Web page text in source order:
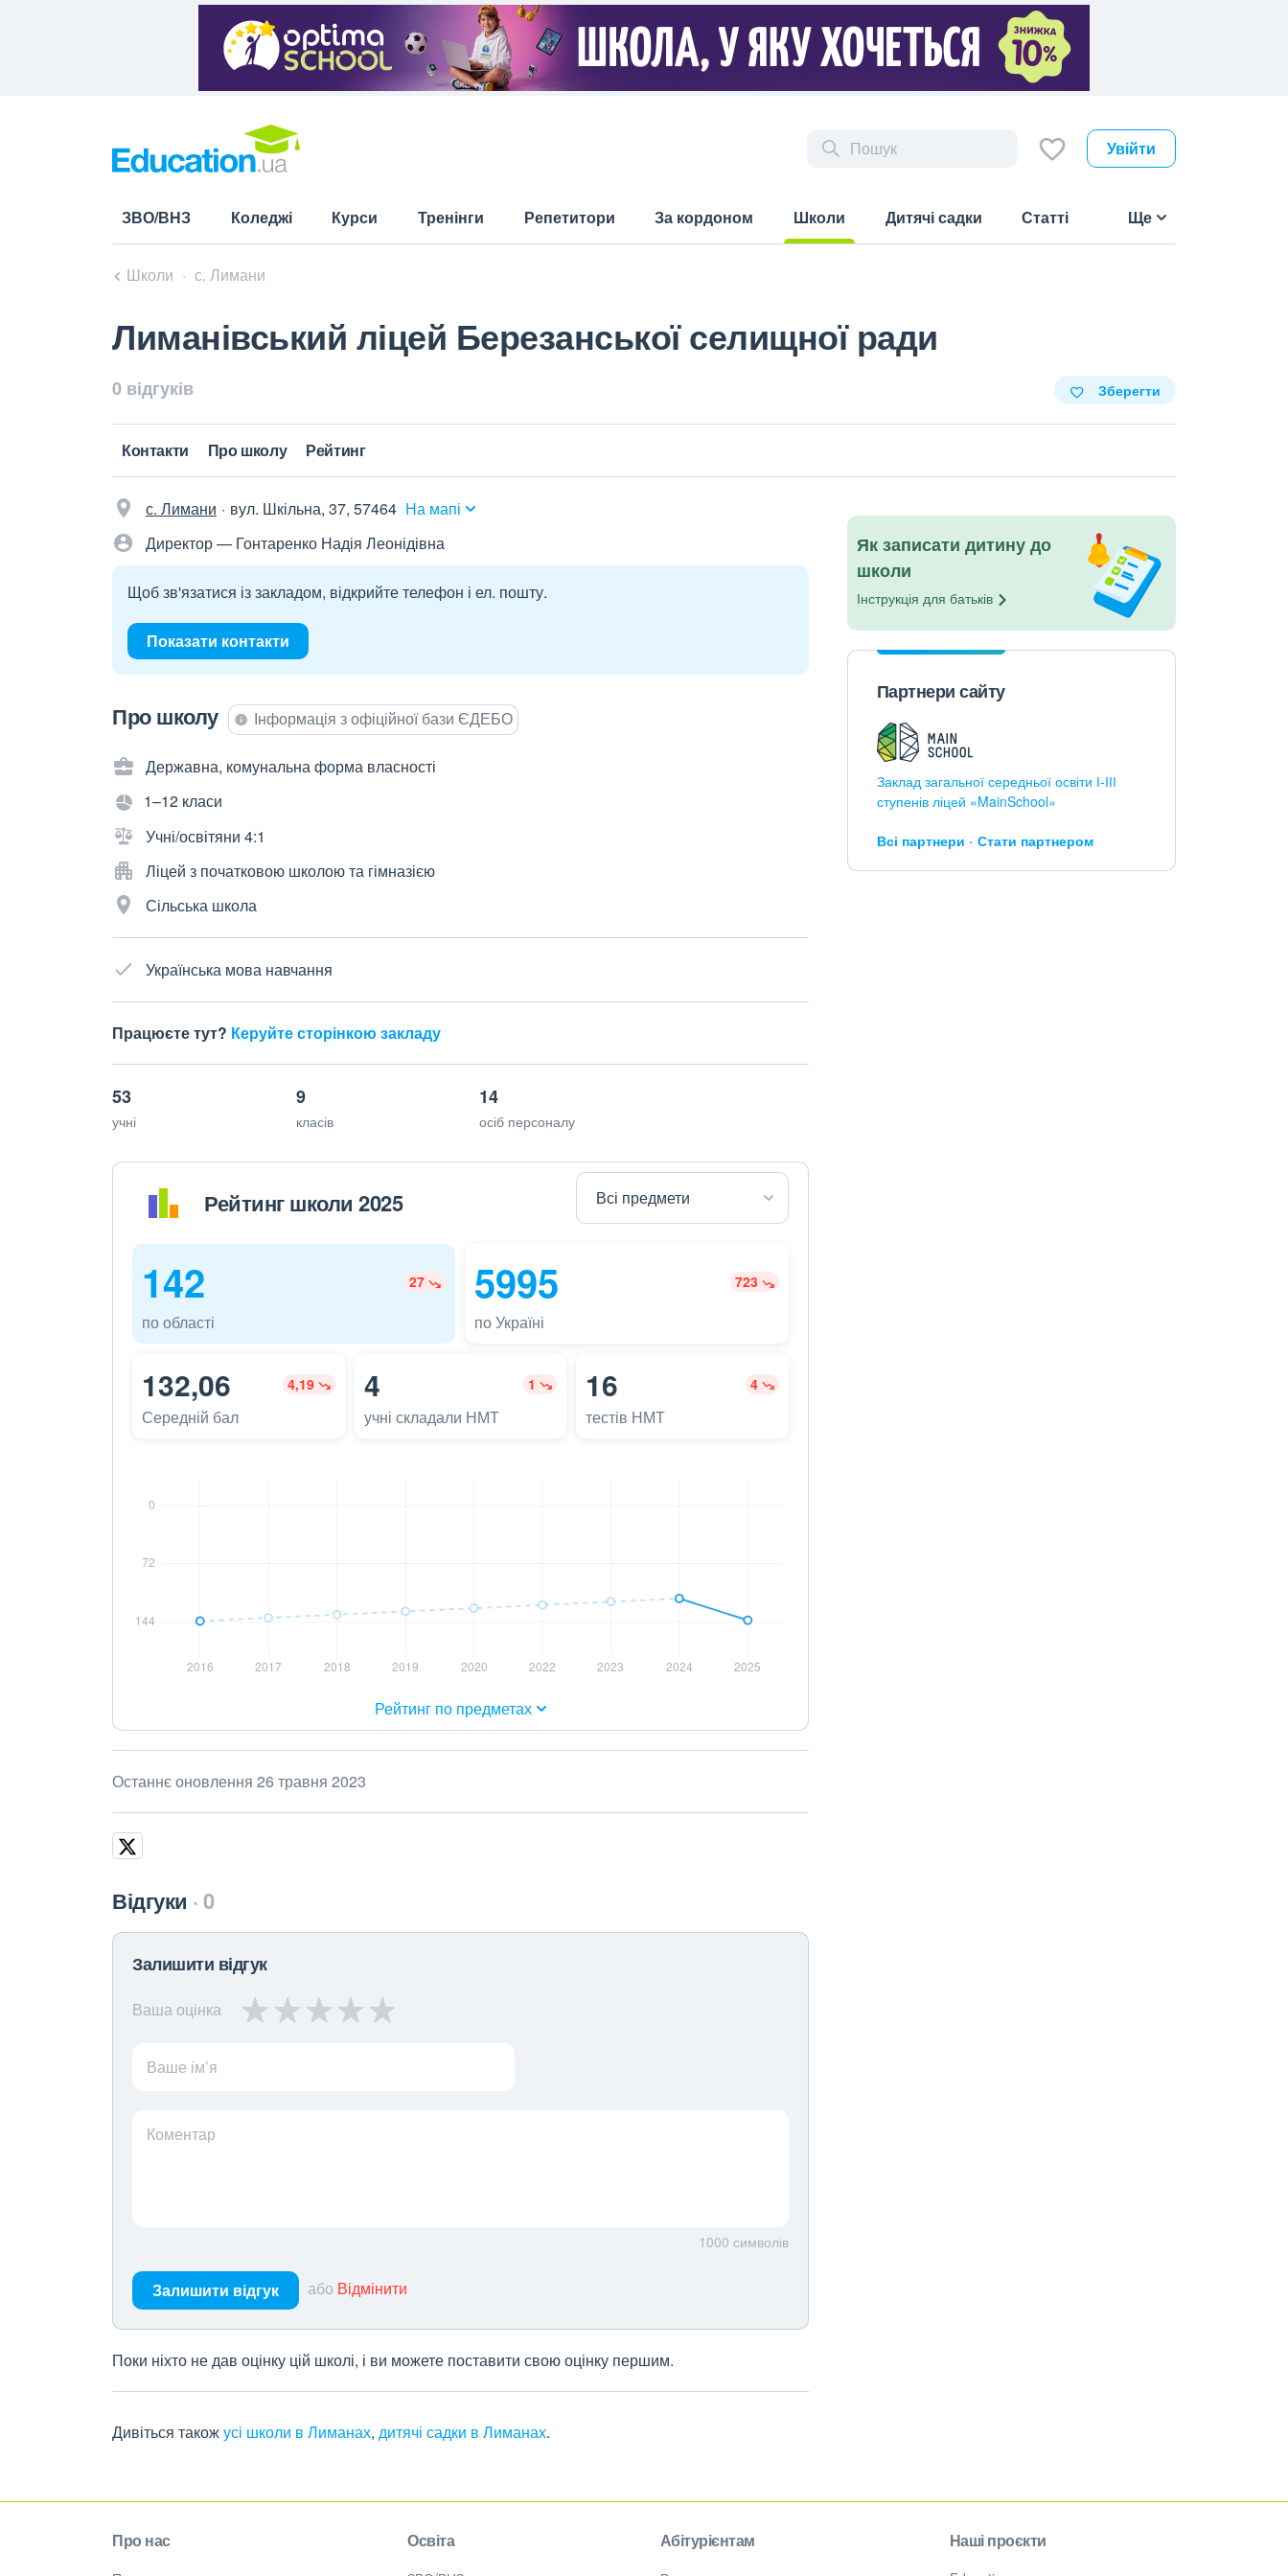
Увійти
ЗВО/ВНЗ Коледжі Курси Тренінги Репетитори За кордоном
Школи
Дитячі садки Статті Ще
Школи с. Лимани
Лиманівський ліцей Березанської селищної ради
0 відгуків Зберегти
Контакти Про школу Рейтинг
с. Лимани вул. Шкільна, 37, 57464 На мапі
Директор — Гонтаренко Надія Леонідівна
Щоб зв'язатися із закладом, відкрийте телефон і ел. пошту.
Показати контакти
Про школу Інформація з офіційної бази ЄДЕБО
Державна, комунальна форма власності
1–12 класи
Учні/освітяни 4:1
Ліцей з початковою школою та гімназією
Сільська школа
Українська мова навчання
Працюєте тут? Керуйте сторінкою закладу
53
учні
9
класів
14
осіб персоналу
Рейтинг школи 2025
142 27
по області
5995 723
по Україні
132,06 4,19
Середній бал
4 1
учні складали НМТ
16 4
тестів НМТ
Рейтинг по предметах
Останнє оновлення 26 травня 2023
Відгуки 0
Залишити відгук
Ваша оцінка
Ваше ім’я
Коментар
1000 символів
Залишити відгук або Відмінити
Поки ніхто не дав оцінку цій школі, і ви можете поставити свою оцінку першим.
Дивіться такожусі школи в Лиманах, дитячі садки в Лиманах.
Як записати дитину до
школи
Інструкція для батьків
Партнери сайту
Заклад загальної середньої освіти І-ІІІ
ступенів ліцей «MainSchool»
Всі партнери Стати партнером
Про нас Освіта Абітурієнтам Наші проєкти